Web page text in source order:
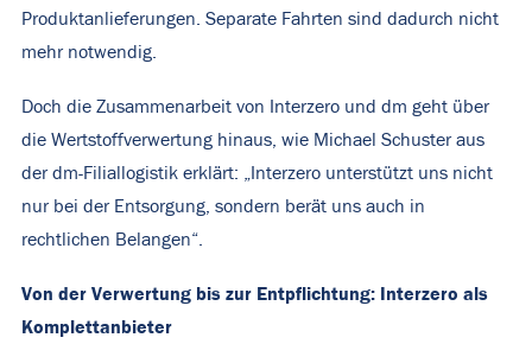
Produktanlieferungen. Separate Fahrten sind dadurch nicht
mehr notwendig.
Doch die Zusammenarbeit von Interzero und dm geht über
die Wertstoffverwertung hinaus, wie Michael Schuster aus
der dm-Filiallogistik erklärt: „Interzero unterstützt uns nicht
nur bei der Entsorgung, sondern berät uns auch in
rechtlichen Belangen“.
Von der Verwertung bis zur Entpflichtung: Interzero als
Komplettanbieter